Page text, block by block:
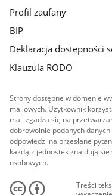
Profil zaufany
BIP
Deklaracja dostępności
Klauzula RODO
Strony dostępne w domenie
mailowych. Użytkownik
mail zgadza się na
dobrowolnie podanych
odpowiedzi na przesłane
każdą z jednostek znajdują
osobowych.
Treści